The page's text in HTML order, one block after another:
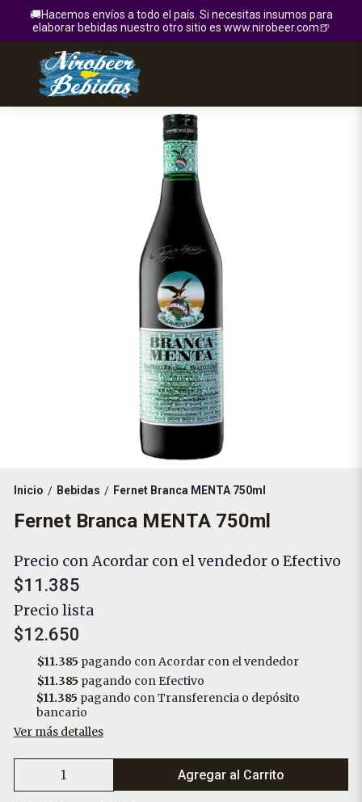
🚚Hacemos envíos a todo el país. Si necesitas insumos para
elaborar bebidas nuestro otro sitio es www.nirobeer.com🍺
Inicio / Bebidas / Fernet Branca MENTA 750ml
Fernet Branca MENTA 750ml
Precio con Acordar con el vendedor o Efectivo
$11.385
Precio lista
$12.650
$11.385 pagando con Acordar con el vendedor
$11.385 pagando con Efectivo
$11.385 pagando con Transferencia o depósito
bancario
Ver más detalles
Agregar al Carrito